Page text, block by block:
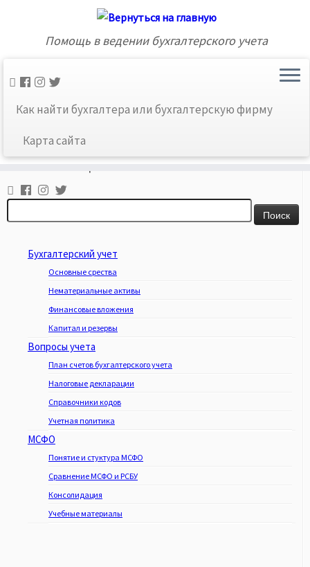
Помощь в ведении бухгалтерского учета
Как найти бухгалтера или бухгалтерскую фирму
Карта сайта
учетные документы по учету расчетов с применением
ККМ
Найти:
Бухгалтерский учет
Основные срества
Нематериальные активы
Финансовые вложения
Капитал и резервы
Вопросы учета
План счетов бухгалтерского учета
Налоговые декларации
Справочники кодов
Учетная политика
МСФО
Понятие и стуктура МСФО
Сравнение МСФО и РСБУ
Консолидация
Учебные материалы